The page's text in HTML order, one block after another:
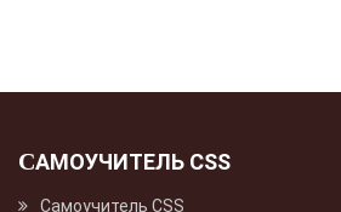
САМОУЧИТЕЛЬ CSS
Самоучитель CSS